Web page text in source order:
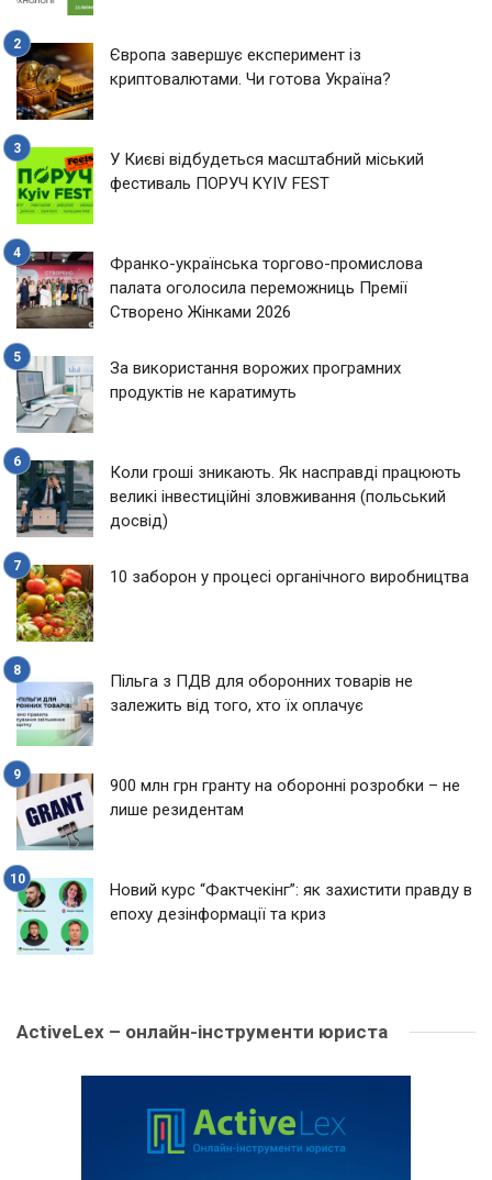
Європа завершує експеримент із
криптовалютами. Чи готова Україна?
У Києві відбудеться масштабний міський
фестиваль ПОРУЧ KYIV FEST
Франко-українська торгово-промислова
палата оголосила переможниць Премії
Створено Жінками 2026
За використання ворожих програмних
продуктів не каратимуть
Коли гроші зникають. Як насправді працюють
великі інвестиційні зловживання (польський
досвід)
10 заборон у процесі органічного виробництва
Пільга з ПДВ для оборонних товарів не
залежить від того, хто їх оплачує
900 млн грн гранту на оборонні розробки – не
лише резидентам
Новий курс “Фактчекінг”: як захистити правду в
епоху дезінформації та криз
ActiveLex – онлайн-інструменти юриста